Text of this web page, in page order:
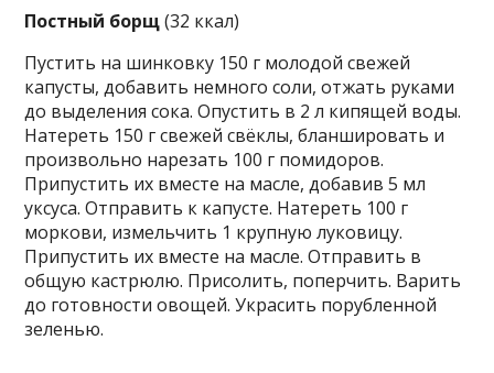
Постный борщ(32 ккал)
Пустить на шинковку 150 г молодой свежей
капусты, добавить немного соли, отжать руками
до выделения сока. Опустить в 2 л кипящей воды.
Натереть 150 г свежей свёклы, бланшировать и
произвольно нарезать 100 г помидоров.
Припустить их вместе на масле, добавив 5 мл
уксуса. Отправить к капусте. Натереть 100 г
моркови, измельчить 1 крупную луковицу.
Припустить их вместе на масле. Отправить в
общую кастрюлю. Присолить, поперчить. Варить
до готовности овощей. Украсить порубленной
зеленью.